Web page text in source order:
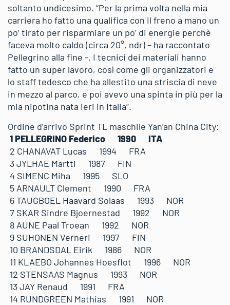
soltanto undicesimo. “Per la prima volta nella mia
carriera ho fatto una qualifica con il freno a mano un
po’ tirato per risparmiare un po’ di energie perchè
faceva molto caldo (circa 20°, ndr) – ha raccontato
Pellegrino alla fine -. I tecnici dei materiali hanno
fatto un super lavoro, così come gli organizzatori e
lo staff tedesco che ha allestito una striscia di neve
in mezzo al parco, e poi avevo una spinta in più per la
mia nipotina nata ieri in Italia”.
Ordine d’arrivo Sprint TL maschile Yan’an China City:
1 PELLEGRINO Federico 1990 ITA
2 CHANAVAT Lucas 1994 FRA
3 JYLHAE Martti 1987 FIN
4 SIMENC Miha 1995 SLO
5 ARNAULT Clement 1990 FRA
6 TAUGBOEL Haavard Solaas 1993 NOR
7 SKAR Sindre Bjoernestad 1992 NOR
8 AUNE Paal Troean 1992 NOR
9 SUHONEN Verneri 1997 FIN
10 BRANDSDAL Eirik 1986 NOR
11 KLAEBO Johannes Hoesflot 1996 NOR
12 STENSAAS Magnus 1993 NOR
13 JAY Renaud 1991 FRA
14 RUNDGREEN Mathias 1991 NOR